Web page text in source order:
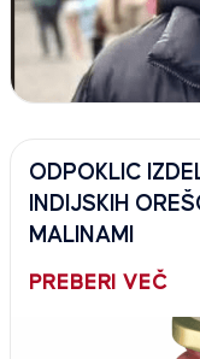
ODPOKLIC
INDIJSKIH
MALINAMI
PREBERI VEČ